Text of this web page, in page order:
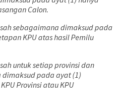
Calon.
sebagaimana dimaksud pada
KPU atas hasil Pemilu
untuk setiap provinsi dan
pada ayat (1)
Provinsi atau KPU